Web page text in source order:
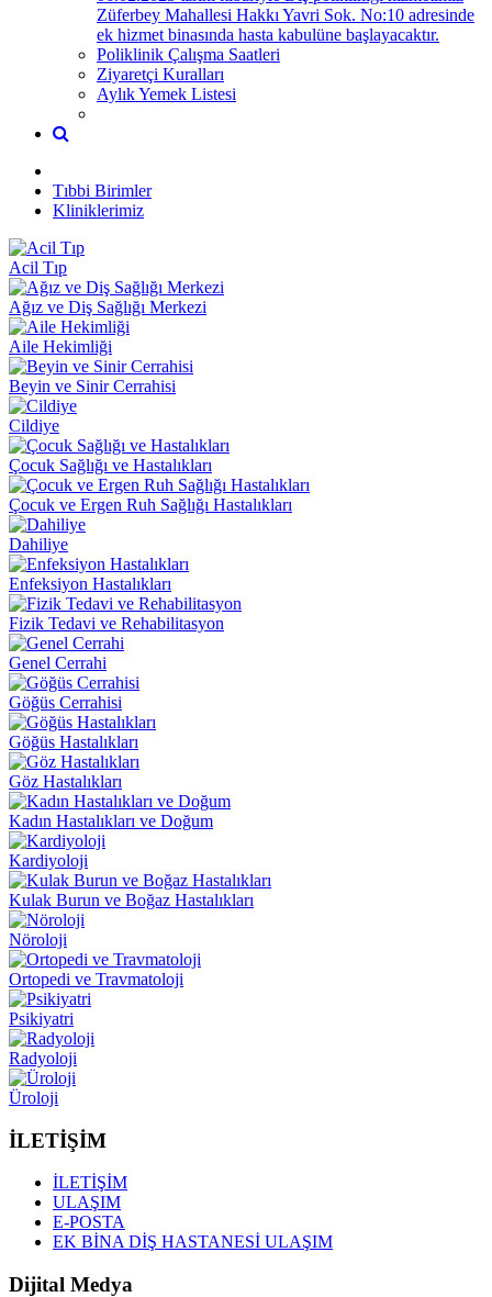
Züferbey Mahallesi Hakkı Yavri Sok. No:10 adresinde
ek hizmet binasında hasta kabulüne başlayacaktır.
Poliklinik Çalışma Saatleri
Ziyaretçi Kuralları
Aylık Yemek Listesi
Tıbbi Birimler
Kliniklerimiz
Acil Tıp
Ağız ve Diş Sağlığı Merkezi
Aile Hekimliği
Beyin ve Sinir Cerrahisi
Cildiye
Çocuk Sağlığı ve Hastalıkları
Çocuk ve Ergen Ruh Sağlığı Hastalıkları
Dahiliye
Enfeksiyon Hastalıkları
Fizik Tedavi ve Rehabilitasyon
Genel Cerrahi
Göğüs Cerrahisi
Göğüs Hastalıkları
Göz Hastalıkları
Kadın Hastalıkları ve Doğum
Kardiyoloji
Kulak Burun ve Boğaz Hastalıkları
Nöroloji
Ortopedi ve Travmatoloji
Psikiyatri
Radyoloji
Üroloji
İLETİŞİM
İLETİŞİM
ULAŞIM
E-POSTA
EK BİNA DİŞ HASTANESİ ULAŞIM
Dijital Medya